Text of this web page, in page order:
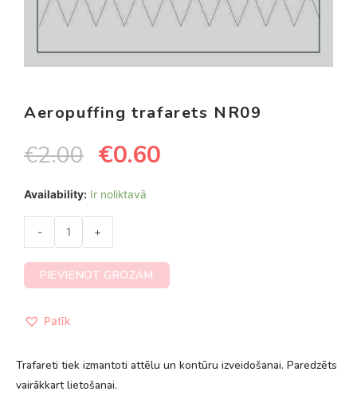
Aeropuffing trafarets NR09
€2.00 €0.60
Availability: Ir noliktavā
- +
PIEVIENOT GROZAM
Patīk
Trafareti tiek izmantoti attēlu un kontūru izveidošanai. Paredzēts
vairākkart lietošanai.